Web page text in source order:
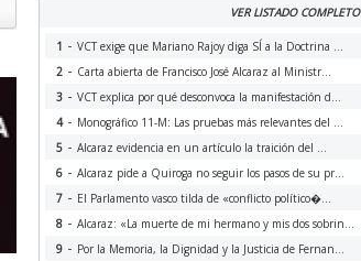
VER LISTADO COMPLETO
1 - VCT exige que Mariano Rajoy diga SÍ a la Doctrina ...
2 - Carta abierta de Francisco José Alcaraz al Ministr...
3 - VCT explica por qué desconvoca la manifestación d...
4- Monográfico 11-M: Las pruebas más relevantes del ...
5 - Alcaraz evidencia en un artículo la traición del ...
6 - Alcaraz pide a Quiroga no seguir los pasos de su pr...
7 - El Parlamento vasco tilda de «conflicto político�...
8 - Alcaraz: «La muerte de mi hermano y mis dos sobrin...
9 - Por la Memoria, la Dignidad y la Justicia de Fernan...